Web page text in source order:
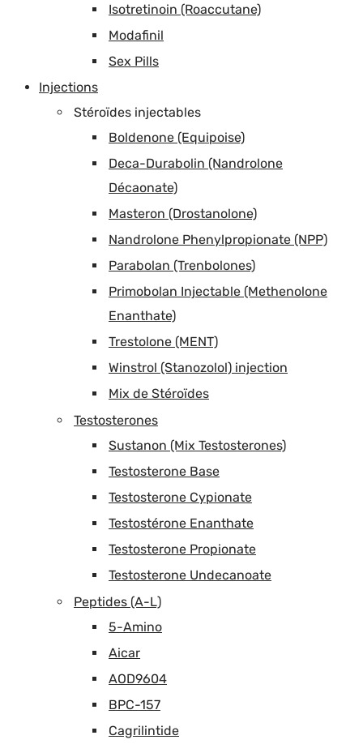
Isotretinoin (Roaccutane)
Modafinil
Sex Pills
Injections
Stéroïdes injectables
Boldenone (Equipoise)
Deca-Durabolin (Nandrolone
Décaonate)
Masteron (Drostanolone)
Nandrolone Phenylpropionate (NPP)
Parabolan (Trenbolones)
Primobolan Injectable (Methenolone
Enanthate)
Trestolone (MENT)
Winstrol (Stanozolol) injection
Mix de Stéroïdes
Testosterones
Sustanon (Mix Testosterones)
Testosterone Base
Testosterone Cypionate
Testostérone Enanthate
Testosterone Propionate
Testosterone Undecanoate
Peptides (A-L)
5-Amino
Aicar
AOD9604
BPC-157
Cagrilintide